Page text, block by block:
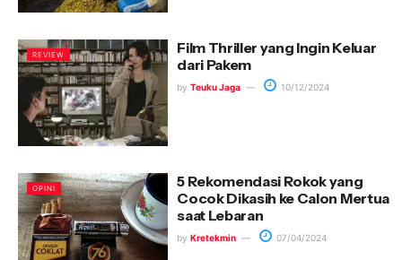
REVIEW
Film Thriller yang Ingin Keluar
dari Pakem
by Teuku Jaga 10/12/2024
OPINI
5 Rekomendasi Rokok yang
Cocok Dikasih ke Calon Mertua
saat Lebaran
by Kretekmin 07/04/2024